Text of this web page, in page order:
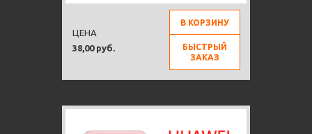
38,00 руб.
ЦЕНА
В КОРЗИНУ
БЫСТРЫЙ
ЗАКАЗ